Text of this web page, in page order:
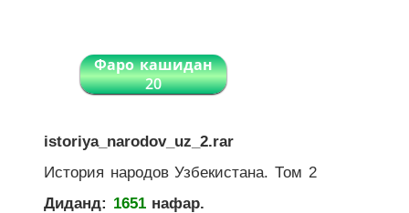
Фаро кашидан
20
istoriya_narodov_uz_2.rar
История народов Узбекистана. Том 2
Диданд: 1651нафар.